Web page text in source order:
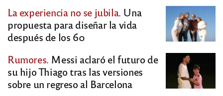
La experiencia no se jubila. Una
propuesta para diseñar la vida
después de los 60
Rumores. Messi aclaró el futuro de
su hijo Thiago tras las versiones
sobre un regreso al Barcelona